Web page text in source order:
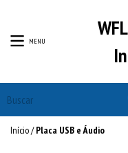
MENU
Início/ Placa USB e Áudio